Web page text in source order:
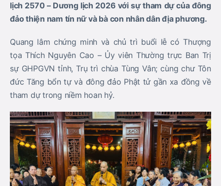
lịch 2570 – Dương lịch 2026 với sự tham dự của đông
đảo thiện nam tín nữ và bà con nhân dân địa phương.
Quang lâm chứng minh và chủ trì buổi lễ có Thượng
tọa Thích Nguyên Cao – Ủy viên Thường trực Ban Trị
sự GHPGVN tỉnh, Trụ trì chùa Tùng Vân; cùng chư Tôn
đức Tăng bổn tự và đông đảo Phật tử gần xa đồng về
tham dự trong niềm hoan hỷ.